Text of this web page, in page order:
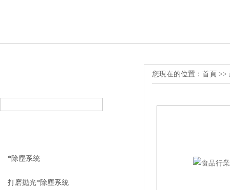
*除塵系統
打磨拋光*除塵系統
您現在的位置： 首頁 >>